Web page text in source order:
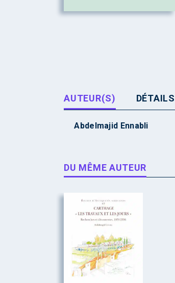
AUTEUR(S) DÉTAILS
Abdelmajid Ennabli
DU MÊME AUTEUR